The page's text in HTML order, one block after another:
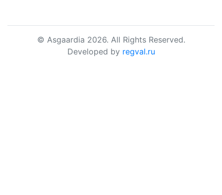
© Asgaardia 2026. All Rights Reserved.
Developed by regval.ru